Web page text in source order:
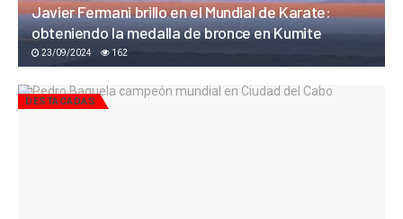
Javier Fermani brillo en el Mundial de Karate:
obteniendo la medalla de bronce en Kumite
23/09/2024 162
DESTACADAS